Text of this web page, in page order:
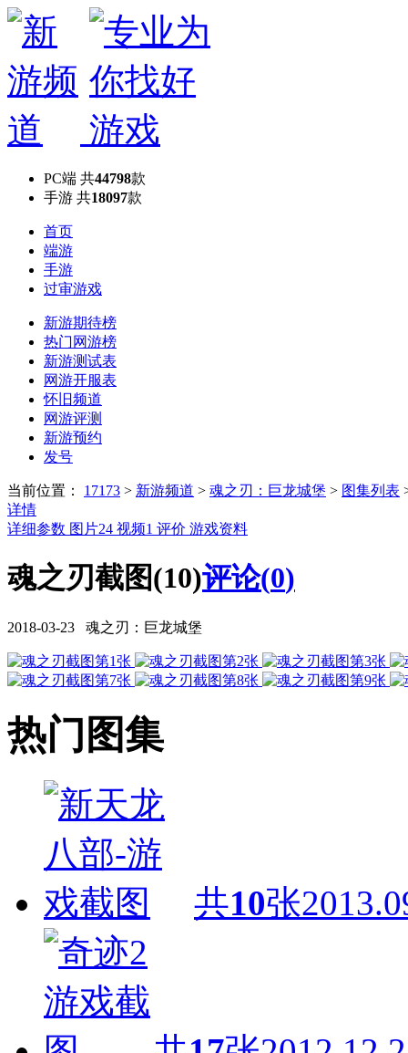
PC端 共44798款
手游 共18097款
首页
端游
手游
过审游戏
新游期待榜
热门网游榜
新游测试表
网游开服表
怀旧频道
网游评测
新游预约
发号
当前位置： 17173 > 新游频道 > 魂之刃：巨龙城堡 > 图集列表
详情
详细参数 图片24 视频1 评价 游戏资料
魂之刃截图(10)评论(0)
2018-03-23 魂之刃：巨龙城堡
热门图集
共10张